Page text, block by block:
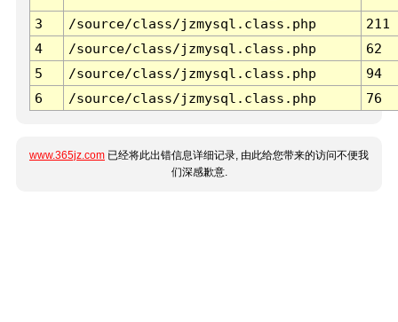
3 /source/class/jzmysql.class.php
211
4
/source/class/jzmysql.class.php
62
5
/source/class/jzmysql.class.php
94
6
/source/class/jzmysql.class.php 76
www.365jz.com 已经将此出错信息详细记录, 由此给您带来的访问不便我
们深感歉意.